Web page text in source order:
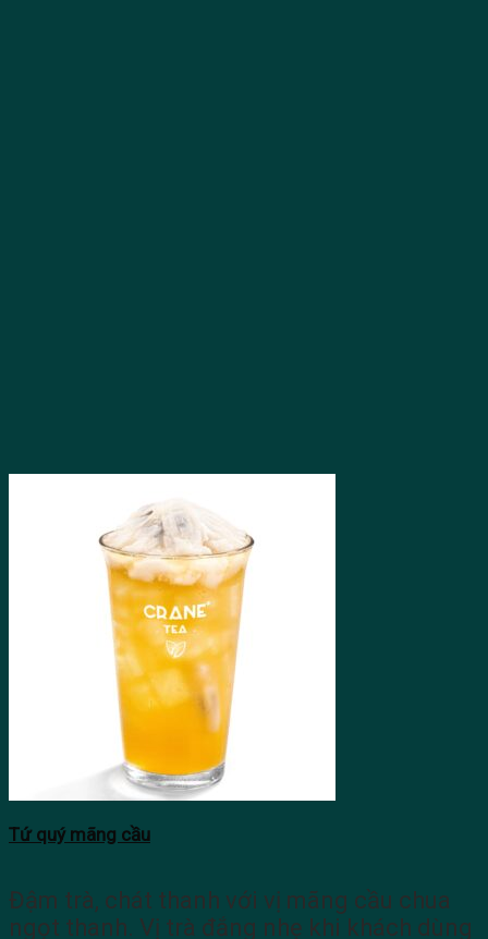
Tứ quý mãng cầu
Đậm trà, chát thanh với vị mãng cầu chua
ngọt thanh. Vị trà đắng nhẹ khi khách dùng